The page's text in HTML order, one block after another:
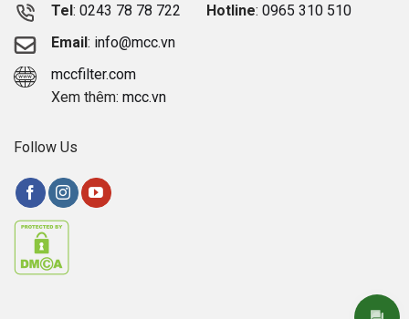
Tel: 0243 78 78 722 Hotline: 0965 310 510
Email : info@mcc.vn
mccfilter.com
Xem thêm: mcc.vn
Follow Us